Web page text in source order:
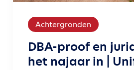
Achtergronden
DBA-proof en
het najaar in |